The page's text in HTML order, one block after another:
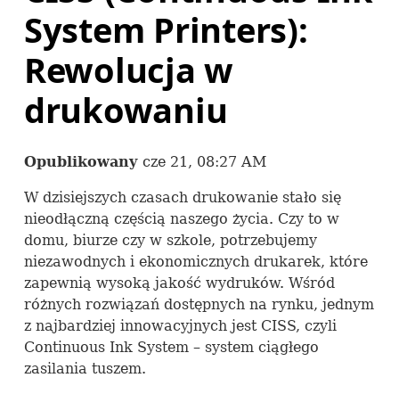
System Printers):
Rewolucja w
drukowaniu
Opublikowany cze 21, 08:27 AM
W dzisiejszych czasach drukowanie stało się
nieodłączną częścią naszego życia. Czy to w
domu, biurze czy w szkole, potrzebujemy
niezawodnych i ekonomicznych drukarek, które
zapewnią wysoką jakość wydruków. Wśród
różnych rozwiązań dostępnych na rynku, jednym
z najbardziej innowacyjnych jest CISS, czyli
Continuous Ink System – system ciągłego
zasilania tuszem.